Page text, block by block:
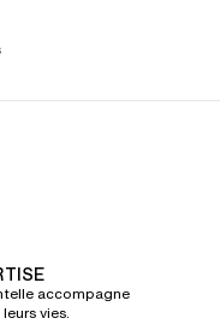
accompagne
vies.